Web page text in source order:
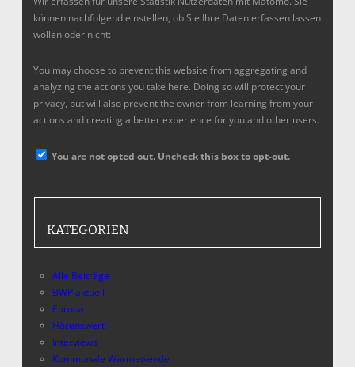
können nachfolgend einstellen, ob Sie Ihre Daten erfassen lassen
wollen oder nicht:
You may choose to prevent this website from aggregating and
analyzing the actions you take here. Doing so will protect your
privacy, but will also prevent the owner from learning from your
actions and creating a better experience for you and other users.
You are not opted out. Uncheck this box to opt-out.
KATEGORIEN
Alle Beiträge
BWP aktuell
Europa
Hörenswert
Interviews
Kommunale Wärmewende